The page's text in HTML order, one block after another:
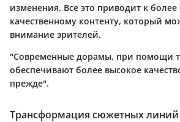
изменения. Все это приводит к более
качественному контенту, который
внимание зрителей.
"Современные дорамы, при помощи
обеспечивают более высокое
прежде".
Трансформация сюжетных линий